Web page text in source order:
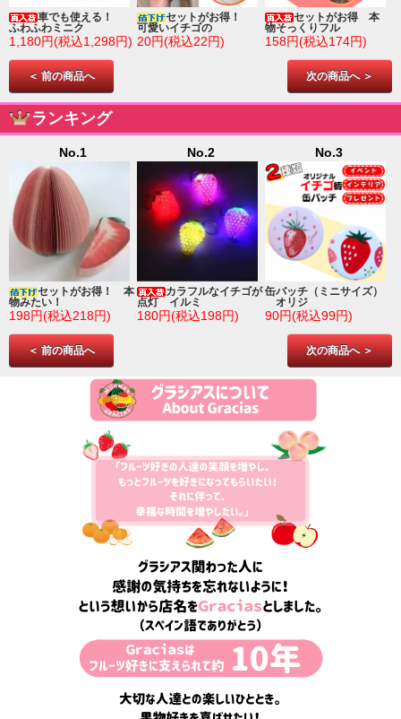
車でも使える！
ふわふわミニク
1,180円(税込1,298円)
セットがお得！
可愛いイチゴの
20円(税込22円)
セットがお得 本
物そっくりフル
158円(税込174円)
＜ 前の商品へ 次の商品へ ＞
ランキング
No.1
セットがお得！ 本
物みたい！
198円(税込218円)
No.2
カラフルなイチゴが
点灯 イルミ
180円(税込198円)
No.3
缶バッチ（ミニサイズ）
オリジ
90円(税込99円)
＜ 前の商品へ 次の商品へ ＞